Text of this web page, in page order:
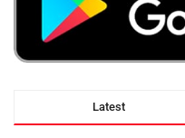
Latest